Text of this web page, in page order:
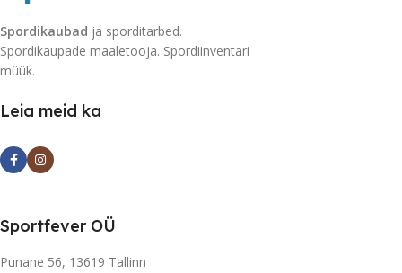
Spordikaubad ja sporditarbed.
Spordikaupade maaletooja. Spordiinventari
müük.
Leia meid ka
Sportfever OÜ
Punane 56, 13619 Tallinn